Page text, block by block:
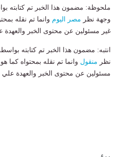
ملحوظة: مضمون هذا الخبر تم كتابته
وجهة نظر مصر اليوم وانما تم نقله
غير مسئولين عن محتوى الخبر والعهدة
انتبه: مضمون هذا الخبر تم كتابته
نظر منقول وانما تم نقله بمحتواه كما
مسئولين عن محتوى الخبر والعهدة علي